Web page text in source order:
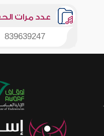
عدد مرات
839639247